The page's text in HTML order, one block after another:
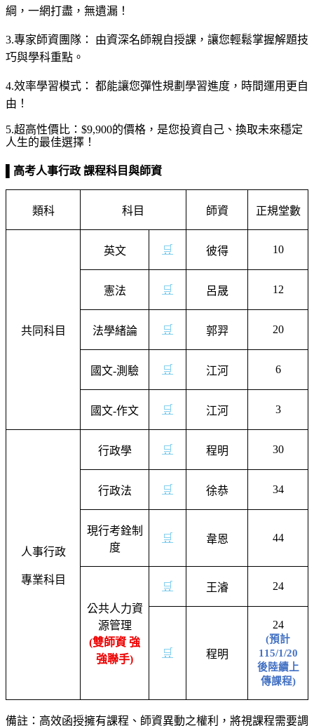
綱，一網打盡，無遺漏！
3.專家師資團隊： 由資深名師親自授課，讓您輕鬆掌握解題技
巧與學科重點。
4.效率學習模式： 都能讓您彈性規劃學習進度，時間運用更自
由！
5.超高性價比： $9,900的價格，是您投資自己、換取未來穩定
人生的最佳選擇！
高考人事行政 課程科目與師資
類科 科目 師資 正規堂數
共同科目
英文 🛒 彼得 10
憲法 🛒 呂晟 12
法學緒論 🛒 郭羿 20
國文-測驗 🛒 江河 6
國文-作文 🛒 江河 3
人事行政
專業科目
行政學 🛒 程明 30
行政法 🛒 徐恭 34
現行考銓制
度
🛒 韋恩 44
公共人力資
源管理
(雙師資 強
強聯手)
🛒 王濬 24
🛒 程明
24
(預計
115/1/20
後陸續上
傳課程)
備註：高效函授擁有課程、師資異動之權利，將視課程需要調